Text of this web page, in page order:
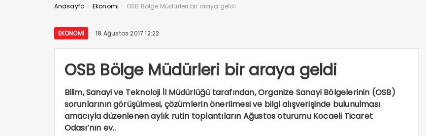
Anasayfa > Ekonomi > OSB Bölge Müdürleri bir araya geldi
EKONOMI 18 Ağustos 2017 12:22
OSB Bölge Müdürleri bir araya geldi
Bilim, Sanayi ve Teknoloji İl Müdürlüğü tarafından, Organize Sanayi Bölgelerinin (OSB)
sorunlarının görüşülmesi, çözümlerin önerilmesi ve bilgi alışverişinde bulunulması
amacıyla düzenlenen aylık rutin toplantıların Ağustos oturumu Kocaeli Ticaret
Odası’nın ev..